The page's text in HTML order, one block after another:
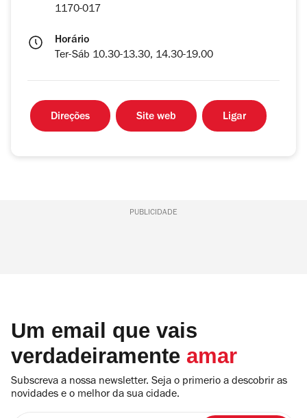
1170-017
Horário
Ter-Sáb 10.30-13.30, 14.30-19.00
Direções Site web Ligar
PUBLICIDADE
Um email que vais
verdadeiramente amar
Subscreva a nossa newsletter. Seja o primerio a descobrir as
novidades e o melhor da sua cidade.